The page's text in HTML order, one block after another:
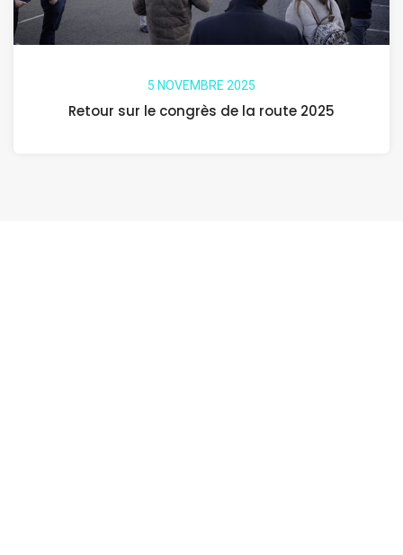
5 NOVEMBRE 2025
Retour sur le congrès de la route 2025